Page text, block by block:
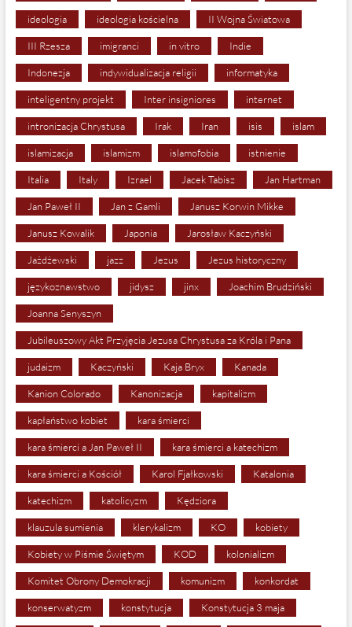
ideologia ideologia kościelna II Wojna Światowa
III Rzesza imigranci in vitro Indie
Indonezja indywidualizacja religii informatyka
inteligentny projekt Inter insigniores internet
intronizacja Chrystusa Irak Iran isis islam
islamizacja islamizm islamofobia istnienie
Italia Italy Izrael Jacek Tabisz Jan Hartman
Jan Paweł II Jan z Gamli Janusz Korwin Mikke
Janusz Kowalik Japonia Jarosław Kaczyński
Jażdżewski jazz Jezus Jezus historyczny
językoznawstwo jidysz jinx Joachim Brudziński
Joanna Senyszyn
Jubileuszowy Akt Przyjęcia Jezusa Chrystusa za Króla i Pana
judaizm Kaczyński Kaja Bryx Kanada
Kanion Colorado Kanonizacja kapitalizm
kapłaństwo kobiet kara śmierci
kara śmierci a Jan Paweł II kara śmierci a katechizm
kara śmierci a Kościół Karol Fjałkowski Katalonia
katechizm katolicyzm Kędziora
klauzula sumienia klerykalizm KO kobiety
Kobiety w Piśmie Świętym KOD kolonializm
Komitet Obrony Demokracji komunizm konkordat
konserwatyzm konstytucja Konstytucja 3 maja